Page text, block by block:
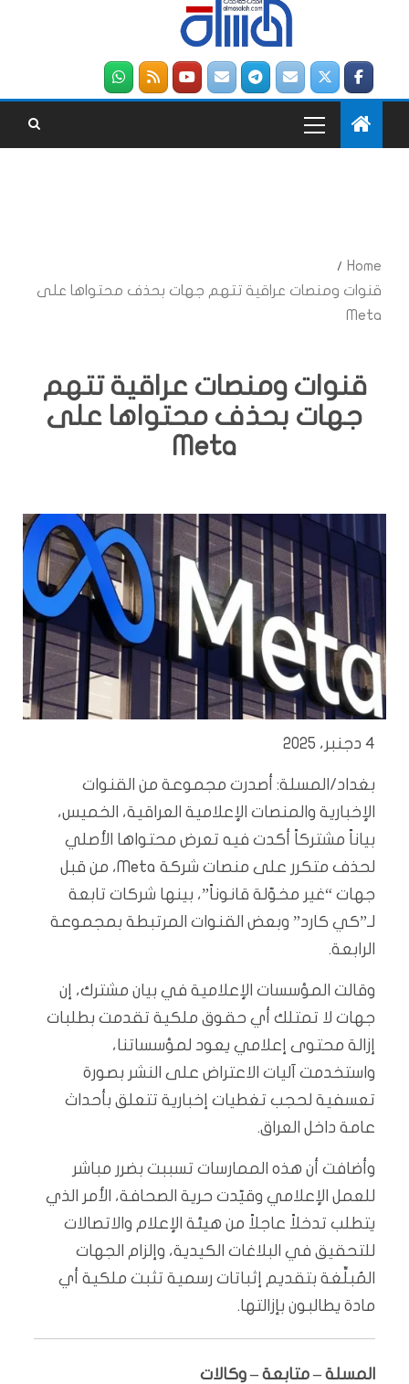
Home
قنوات ومنصات عراقية تتهم جهات بحذف محتواها على
Meta
قنوات ومنصات عراقية تتهم
جهات بحذف محتواها على
Meta
4 دجنبر، 2025
بغداد/المسلة: أصدرت مجموعة من القنوات
الإخبارية والمنصات الإعلامية العراقية، الخميس،
بياناً مشتركاً أكدت فيه تعرض محتواها الأصلي
لحذف متكرر على منصات شركة Meta، من قبل
جهات “غير مخوّلة قانوناً”، بينها شركات تابعة
لـ”كي كارد” وبعض القنوات المرتبطة بمجموعة
الرابعة.
وقالت المؤسسات الإعلامية في بيان مشترك، إن
جهات لا تمتلك أي حقوق ملكية تقدمت بطلبات
إزالة محتوى إعلامي يعود لمؤسساتنا،
واستخدمت آليات الاعتراض على النشر بصورة
تعسفية لحجب تغطيات إخبارية تتعلق بأحداث
عامة داخل العراق.
وأضافت أن هذه الممارسات تسببت بضرر مباشر
للعمل الإعلامي وقيّدت حرية الصحافة، الأمر الذي
يتطلب تدخلاً عاجلاً من هيئة الإعلام والاتصالات
للتحقيق في البلاغات الكيدية، وإلزام الجهات
المُبلِّغة بتقديم إثباتات رسمية تثبت ملكية أي
مادة يطالبون بإزالتها.
المسلة – متابعة – وكالات